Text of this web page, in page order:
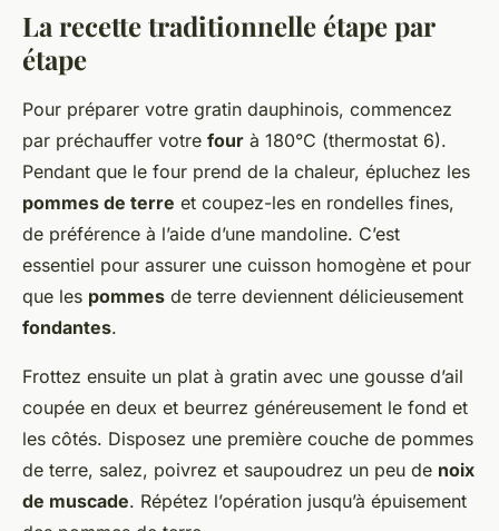
La recette traditionnelle étape par
étape
Pour préparer votre gratin dauphinois, commencez
par préchauffer votre four à 180°C (thermostat 6).
Pendant que le four prend de la chaleur, épluchez les
pommes de terre et coupez-les en rondelles fines,
de préférence à l’aide d’une mandoline. C’est
essentiel pour assurer une cuisson homogène et pour
que les pommes de terre deviennent délicieusement
fondantes.
Frottez ensuite un plat à gratin avec une gousse d’ail
coupée en deux et beurrez généreusement le fond et
les côtés. Disposez une première couche de pommes
de terre, salez, poivrez et saupoudrez un peu de noix
de muscade. Répétez l’opération jusqu’à épuisement